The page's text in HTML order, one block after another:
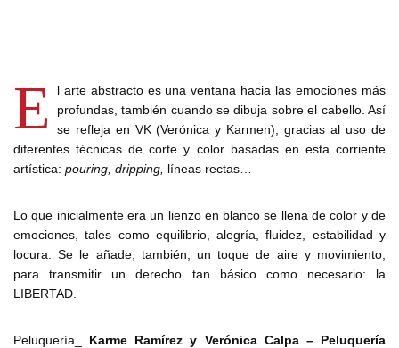
E
l arte abstracto es una ventana hacia las emociones más
profundas, también cuando se dibuja sobre el cabello. Así
se refleja en VK (Verónica y Karmen), gracias al uso de
diferentes técnicas de corte y color basadas en esta corriente
artística: pouring, dripping, líneas rectas…
Lo que inicialmente era un lienzo en blanco se llena de color y de
emociones, tales como equilibrio, alegría, fluidez, estabilidad y
locura. Se le añade, también, un toque de aire y movimiento,
para transmitir un derecho tan básico como necesario: la
LIBERTAD.
Peluquería_
Karme Ramírez y Verónica Calpa – Peluquería